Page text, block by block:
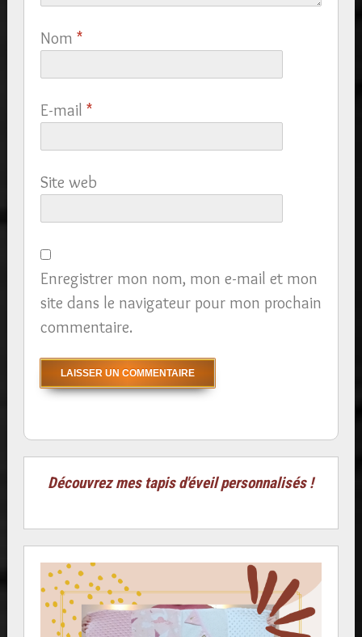
Nom *
E-mail *
Site web
Enregistrer mon nom, mon e-mail et mon
site dans le navigateur pour mon prochain
commentaire.
Découvrez mes tapis d'éveil personnalisés !